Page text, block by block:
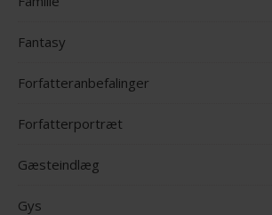
Fantasy
Forfatteranbefalinger
Forfatterportræt
Gæsteindlæg
Gys